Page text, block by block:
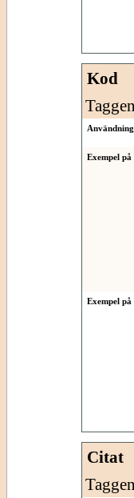
Kod
Användning
Exempel
Exempel
Citat